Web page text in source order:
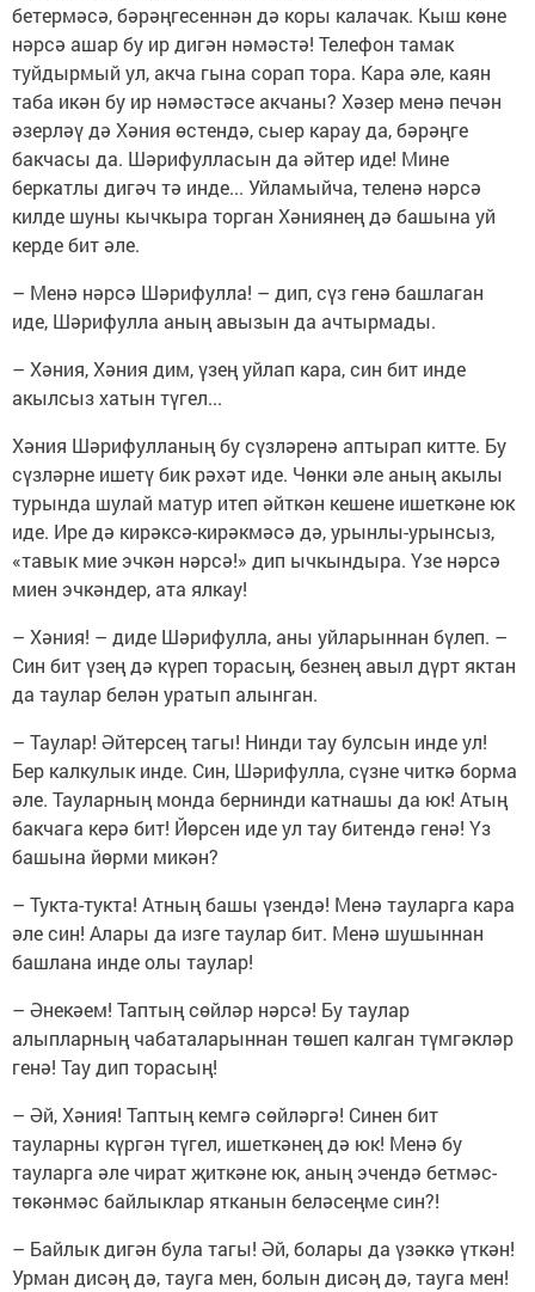
бетермәсә, бәрәңгесеннән дә коры калачак. Кыш көне
нәрсә ашар бу ир дигән нәмәстә! Телефон тамак
туйдырмый ул, акча гына сорап тора. Кара әле, каян
таба икән бу ир нәмәстәсе акчаны? Хәзер менә печән
әзерләү дә Хәния өстендә, сыер карау да, бәрәңге
бакчасы да. Шәрифулласын да әйтер иде! Мине
беркатлы дигәч тә инде... Уйламыйча, теленә нәрсә
килде шуны кычкыра торган Хәниянең дә башына уй
керде бит әле.
– Менә нәрсә Шәрифулла! – дип, сүз генә башлаган
иде, Шәрифулла аның авызын да ачтырмады.
– Хәния, Хәния дим, үзең уйлап кара, син бит инде
акылсыз хатын түгел...
Хәния Шәрифулланың бу сүзләренә аптырап китте. Бу
сүзләрне ишетү бик рәхәт иде. Чөнки әле аның акылы
турында шулай матур итеп әйткән кешене ишеткәне юк
иде. Ире дә кирәксә-кирәкмәсә дә, урынлы-урынсыз,
«тавык мие эчкән нәрсә!» дип ычкындыра. Үзе нәрсә
миен эчкәндер, ата ялкау!
– Хәния! – диде Шәрифулла, аны уйларыннан бүлеп. –
Син бит үзең дә күреп торасың, безнең авыл дүрт яктан
да таулар белән уратып алынган.
– Таулар! Әйтерсең тагы! Нинди тау булсын инде ул!
Бер калкулык инде. Син, Шәрифулла, сүзне читкә борма
әле. Тауларның монда бернинди катнашы да юк! Атың
бакчага керә бит! Йөрсен иде ул тау битендә генә! Үз
башына йөрми микән?
– Тукта-тукта! Атның башы үзендә! Менә тауларга кара
әле син! Алары да изге таулар бит. Менә шушыннан
башлана инде олы таулар!
– Әнекәем! Таптың сөйләр нәрсә! Бу таулар
алыпларның чабаталарыннан төшеп калган түмгәкләр
генә! Тау дип торасың!
– Әй, Хәния! Таптың кемгә сөйләргә! Синен бит
тауларны күргән түгел, ишеткәнең дә юк! Менә бу
тауларга әле чират җиткәне юк, аның эчендә бетмәс-
төкәнмәс байлыклар ятканын беләсеңме син?!
– Байлык дигән була тагы! Әй, болары да үзәккә үткән!
Урман дисәң дә, тауга мен, болын дисәң дә, тауга мен!